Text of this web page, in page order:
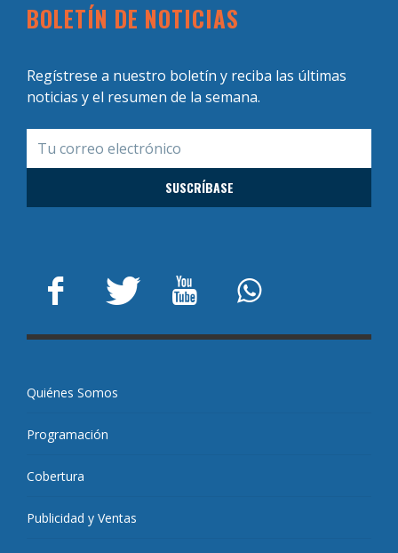
BOLETÍN DE NOTICIAS
Regístrese a nuestro boletín y reciba las últimas
noticias y el resumen de la semana.
Quiénes Somos
Programación
Cobertura
Publicidad y Ventas